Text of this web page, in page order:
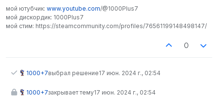
мой ютубчик: www.youtube.com/@1000Plus7
мой дискордик: 1000Plus7
мой стим: https://steamcommunity.com/profiles/76561199148498147/
0
1000+7выбрал решение17 июн. 2024 г., 02:54
1000+7закрывает тему17 июн. 2024 г., 02:54